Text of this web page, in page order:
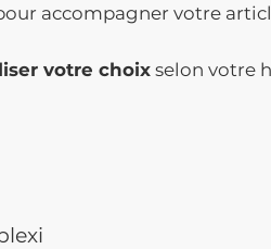
accompagner votre
votre choixselon votre